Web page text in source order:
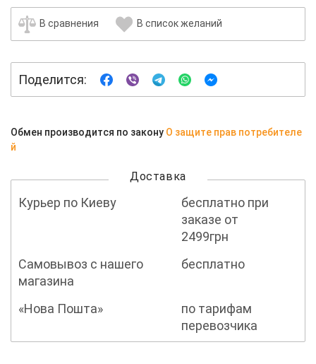
В сравнения В список желаний
Поделится:
Обмен производится по закону О защите прав потребителе
й
Доставка
Курьер по Киеву
бесплатно при
заказе от
2499грн
Самовывоз с нашего
магазина
бесплатно
«Нова Пошта»
по тарифам
перевозчика